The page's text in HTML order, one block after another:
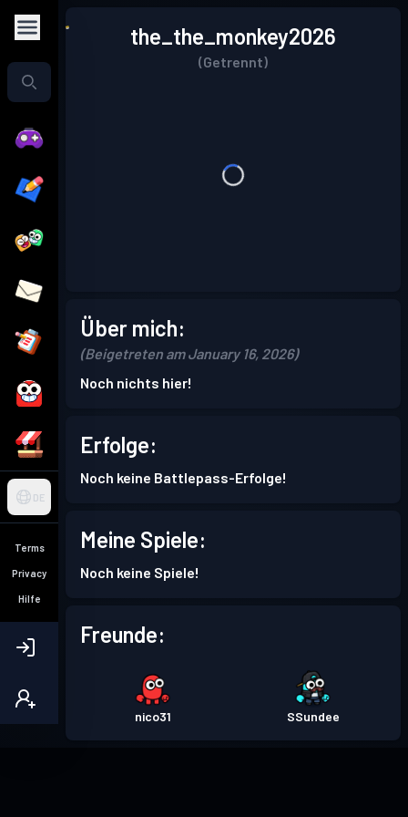
DE
Terms
Privacy
Hilfe
the_the_monkey2026
(Getrennt)
Über mich:
(Beigetreten am January 16, 2026)
Noch nichts hier!
Erfolge:
Noch keine Battlepass-Erfolge!
Meine Spiele:
Noch keine Spiele!
Freunde:
nico31 SSundee